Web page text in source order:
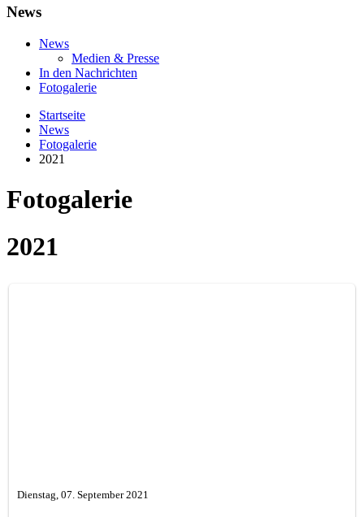
News
News
Medien & Presse
In den Nachrichten
Fotogalerie
Startseite
News
Fotogalerie
2021
Fotogalerie
2021
Dienstag, 07. September 2021